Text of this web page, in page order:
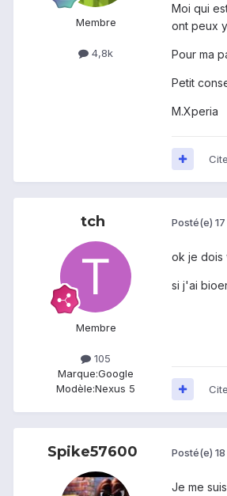
Membre
4,8k
Moi qui
ont peux
Pour ma
Petit
M.Xperia
tch
Membre
105
Marque:Google
Modèle:Nexus 5
Posté(e)
ok je dois
si j'ai
Spike57600 Posté(e)
Je me